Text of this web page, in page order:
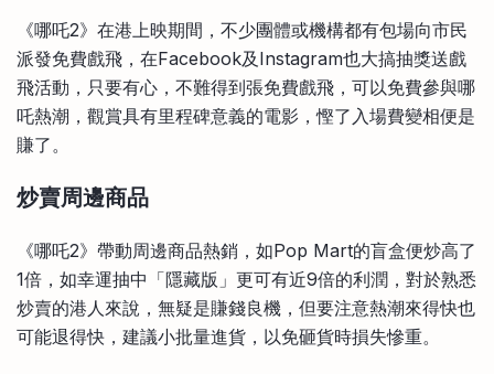
《哪吒2》在港上映期間，不少團體或機構都有包場向市民
派發免費戲飛，在Facebook及Instagram也大搞抽獎送戲
飛活動，只要有心，不難得到張免費戲飛，可以免費參與哪
吒熱潮，觀賞具有里程碑意義的電影，慳了入場費變相便是
賺了。
炒賣周邊商品
《哪吒2》帶動周邊商品熱銷，如Pop Mart的盲盒便炒高了
1倍，如幸運抽中「隱藏版」更可有近9倍的利潤，對於熟悉
炒賣的港人來說，無疑是賺錢良機，但要注意熱潮來得快也
可能退得快，建議小批量進貨，以免砸貨時損失慘重。